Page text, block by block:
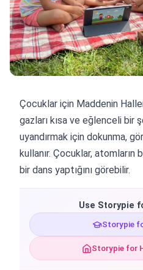
Çocuklar için Maddenin
gazları kısa ve eğlenceli bir
uyandırmak için dokunma,
kullanır. Çocuklar,
bir dans yaptığını görebilir.
Use Storypie
Storypie
Storypie for